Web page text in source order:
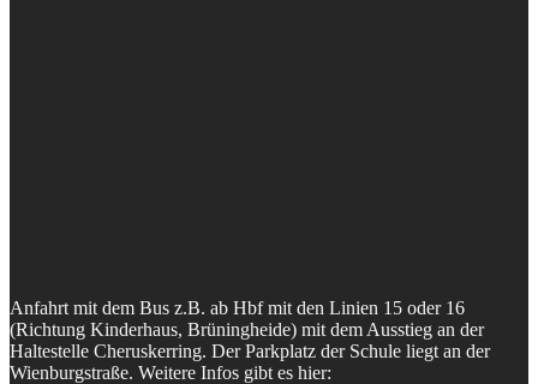
Anfahrt mit dem Bus z.B. ab Hbf mit den Linien 15 oder 16
(Richtung Kinderhaus, Brüningheide) mit dem Ausstieg an der
Haltestelle Cheruskerring. Der Parkplatz der Schule liegt an der
Wienburgstraße. Weitere Infos gibt es hier: